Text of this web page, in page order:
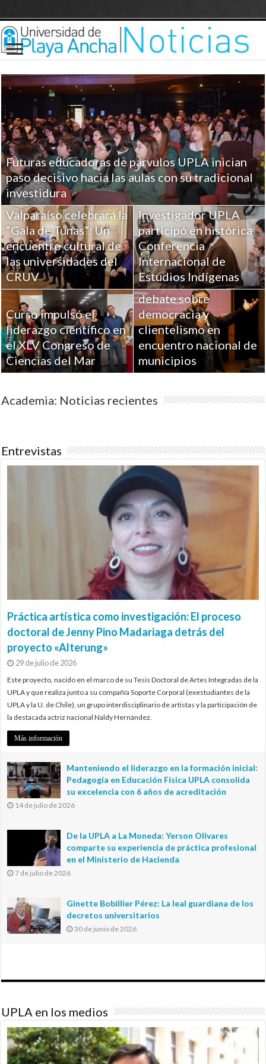
Futuras educadoras de párvulos UPLA inician
paso decisivo hacia las aulas con su tradicional
investidura
Valparaíso celebrará la
“Gala de Tunas”: Un
encuentro cultural de
las universidades del
CRUV
Investigador UPLA
participó en histórica
Conferencia
Internacional de
Estudios Indígenas
Curso impulsó el
liderazgo científico en
el XLV Congreso de
Ciencias del Mar
UPLA aportó al
debate sobre
democracia y
clientelismo en
encuentro nacional de
municipios
Academia: Noticias recientes
Entrevistas
Práctica artística como investigación: El proceso
doctoral de Jenny Pino Madariaga detrás del
proyecto «Alterung»
29 de julio de 2026
Este proyecto, nacido en el marco de su Tesis Doctoral de Artes Integradas de la
UPLA y que realiza junto a su compañía Soporte Corporal (exestudiantes de la
UPLA y la U. de Chile), un grupo interdisciplinario de artistas y la participación de
la destacada actriz nacional Naldy Hernández.
Más información
Manteniendo el liderazgo en la formación inicial:
Pedagogía en Educación Física UPLA consolida
su excelencia con 6 años de acreditación
14 de julio de 2026
De la UPLA a La Moneda: Yerson Olivares
comparte su experiencia de práctica profesional
en el Ministerio de Hacienda
7 de julio de 2026
Ginette Bobillier Pérez: La leal guardiana de los
decretos universitarios
30 de junio de 2026
UPLA en los medios